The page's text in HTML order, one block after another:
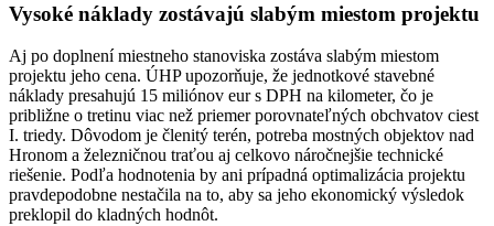
Vysoké náklady zostávajú slabým miestom projektu
Aj po doplnení miestneho stanoviska zostáva slabým miestom
projektu jeho cena. ÚHP upozorňuje, že jednotkové stavebné
náklady presahujú 15 miliónov eur s DPH na kilometer, čo je
približne o tretinu viac než priemer porovnateľných obchvatov ciest
I. triedy. Dôvodom je členitý terén, potreba mostných objektov nad
Hronom a železničnou traťou aj celkovo náročnejšie technické
riešenie. Podľa hodnotenia by ani prípadná optimalizácia projektu
pravdepodobne nestačila na to, aby sa jeho ekonomický výsledok
preklopil do kladných hodnôt.